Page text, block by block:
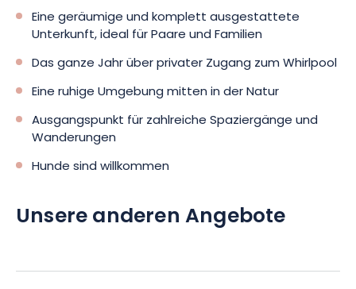
Eine geräumige und komplett ausgestattete
Unterkunft, ideal für Paare und Familien
Das ganze Jahr über privater Zugang zum Whirlpool
Eine ruhige Umgebung mitten in der Natur
Ausgangspunkt für zahlreiche Spaziergänge und
Wanderungen
Hunde sind willkommen
Unsere anderen Angebote